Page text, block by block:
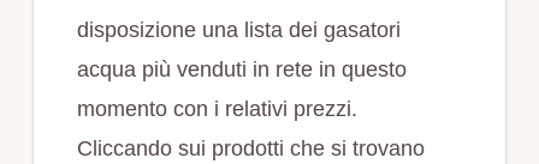
disposizione una lista dei gasatori
acqua più venduti in rete in questo
momento con i relativi prezzi.
Cliccando sui prodotti che si trovano